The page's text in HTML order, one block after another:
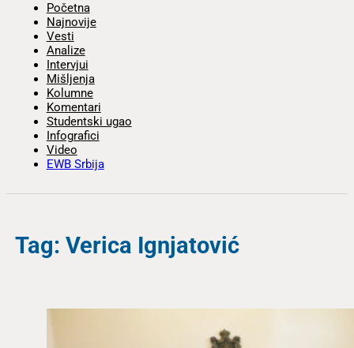
Početna
Najnovije
Vesti
Analize
Intervjui
Mišljenja
Kolumne
Komentari
Studentski ugao
Infografici
Video
EWB Srbija
Tag: Verica Ignjatović